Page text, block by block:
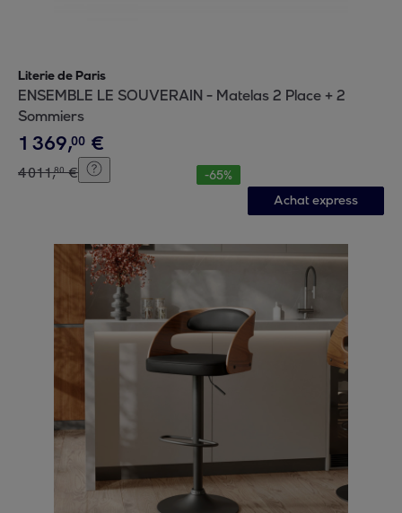
Literie de Paris
ENSEMBLE LE SOUVERAIN - Matelas 2 Place + 2
Sommiers
1 369,00 €
4011,80 € -65%
Achat express